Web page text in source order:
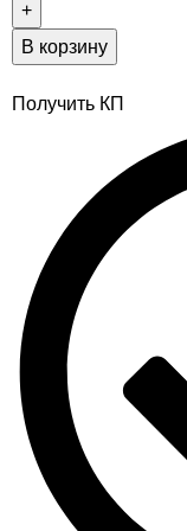
В корзину
Получить КП